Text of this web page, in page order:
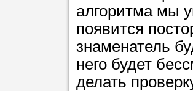
Мы
в
алгоритма мы
появится
знаменатель
него будет
делать